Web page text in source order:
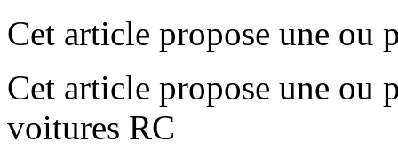
Cet article propose une ou
Cet article propose une ou
voitures RC